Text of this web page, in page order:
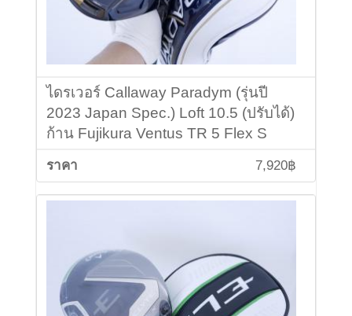
ไดรเวอร์ Callaway Paradym (รุ่นปี
2023 Japan Spec.) Loft 10.5 (ปรับได้)
ก้าน Fujikura Ventus TR 5 Flex S
7,920฿